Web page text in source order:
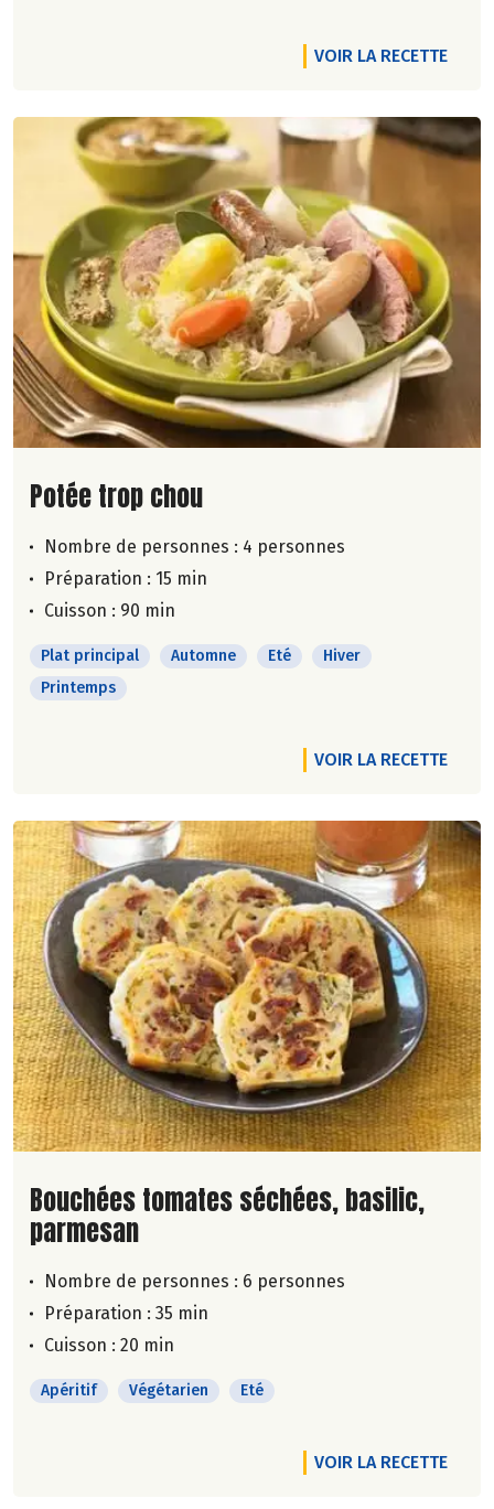
VOIR LA RECETTE
Lire la suite de la recette
Potée trop chou
Nombre de personnes : 4 personnes
Préparation : 15 min
Cuisson : 90 min
Plat principal Automne Eté
Hiver
Printemps
VOIR LA RECETTE
Lire la suite de la recette
Bouchées tomates séchées, basilic,
parmesan
Nombre de personnes : 6 personnes
Préparation : 35 min
Cuisson : 20 min
Apéritif Végétarien Eté
VOIR LA RECETTE